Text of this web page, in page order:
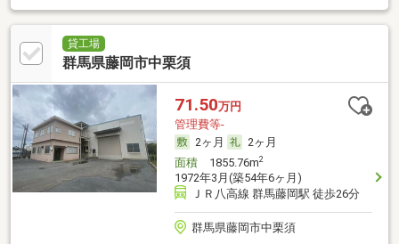
貸工場
群馬県藤岡市中栗須
71.50万円
管理費等-
2ヶ月
2ヶ月
面積1855.76m2
1972年3月(築54年6ヶ月)
ＪＲ八高線 群馬藤岡駅 徒歩26分
群馬県藤岡市中栗須